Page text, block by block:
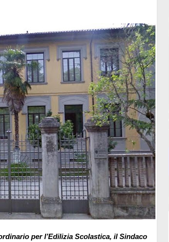
per l’Edilizia Scolastica, il Sindaco